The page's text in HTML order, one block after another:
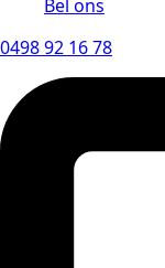
Bel ons
0498 92 16 78